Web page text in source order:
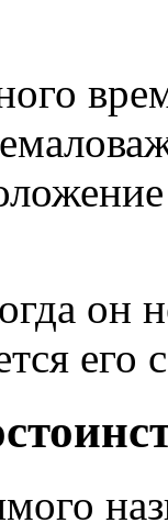
он
его